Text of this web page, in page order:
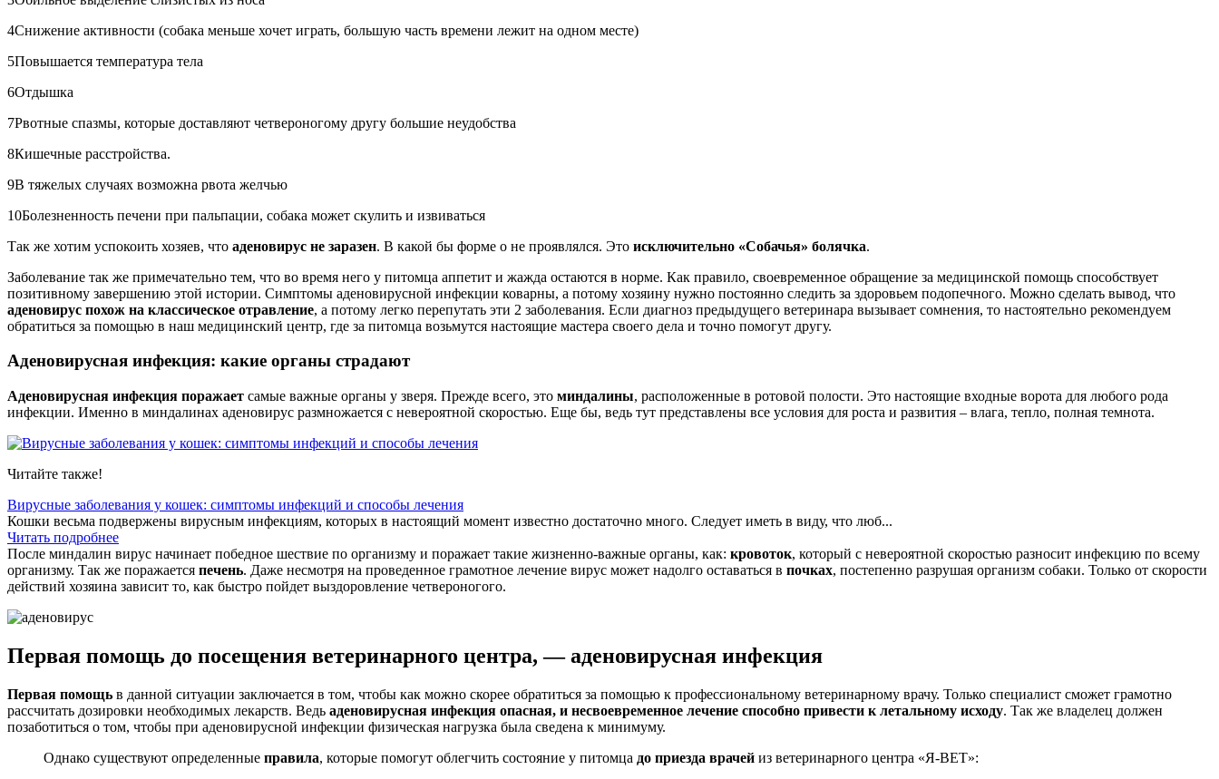
4Снижение активности (собака меньше хочет играть, большую часть времени лежит на одном месте)
5Повышается температура тела
6Отдышка
7Рвотные спазмы, которые доставляют четвероногому другу большие неудобства
8Кишечные расстройства.
9В тяжелых случаях возможна рвота желчью
10Болезненность печени при пальпации, собака может скулить и извиваться
Так же хотим успокоить хозяев, что аденовирус не заразен. В какой бы форме о не проявлялся. Это исключительно «Собачья» болячка.
Заболевание так же примечательно тем, что во время него у питомца аппетит и жажда остаются в норме. Как правило, своевременное обращение за медицинской помощь способствует
позитивному завершению этой истории. Симптомы аденовирусной инфекции коварны, а потому хозяину нужно постоянно следить за здоровьем подопечного. Можно сделать вывод, что
аденовирус похож на классическое отравление, а потому легко перепутать эти 2 заболевания. Если диагноз предыдущего ветеринара вызывает сомнения, то настоятельно рекомендуем
обратиться за помощью в наш медицинский центр, где за питомца возьмутся настоящие мастера своего дела и точно помогут другу.
Аденовирусная инфекция: какие органы страдают
Аденовирусная инфекция поражает самые важные органы у зверя. Прежде всего, это миндалины, расположенные в ротовой полости. Это настоящие входные ворота для любого рода
инфекции. Именно в миндалинах аденовирус размножается с невероятной скоростью. Еще бы, ведь тут представлены все условия для роста и развития – влага, тепло, полная темнота.
Читайте также!
Вирусные заболевания у кошек: симптомы инфекций и способы лечения
Кошки весьма подвержены вирусным инфекциям, которых в настоящий момент известно достаточно много. Следует иметь в виду, что люб...
Читать подробнее
После миндалин вирус начинает победное шествие по организму и поражает такие жизненно-важные органы, как: кровоток, который с невероятной скоростью разносит инфекцию по всему
организму. Так же поражается печень. Даже несмотря на проведенное грамотное лечение вирус может надолго оставаться в почках, постепенно разрушая организм собаки. Только от скорости
действий хозяина зависит то, как быстро пойдет выздоровление четвероногого.
Первая помощь до посещения ветеринарного центра, — аденовирусная инфекция
Первая помощь в данной ситуации заключается в том, чтобы как можно скорее обратиться за помощью к профессиональному ветеринарному врачу. Только специалист сможет грамотно
рассчитать дозировки необходимых лекарств. Ведь аденовирусная инфекция опасная, и несвоевременное лечение способно привести к летальному исходу. Так же владелец должен
позаботиться о том, чтобы при аденовирусной инфекции физическая нагрузка была сведена к минимуму.
Однако существуют определенные правила, которые помогут облегчить состояние у питомца до приезда врачей из ветеринарного центра «Я-ВЕТ»: